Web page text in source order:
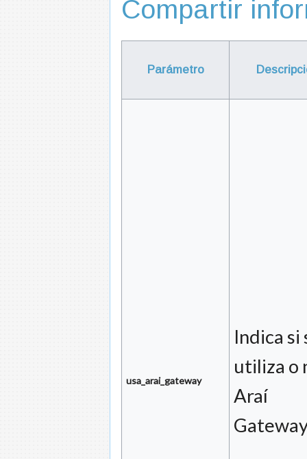
Compartir
Parámetro
usa_arai_gateway
Indica si
utiliza o
Araí